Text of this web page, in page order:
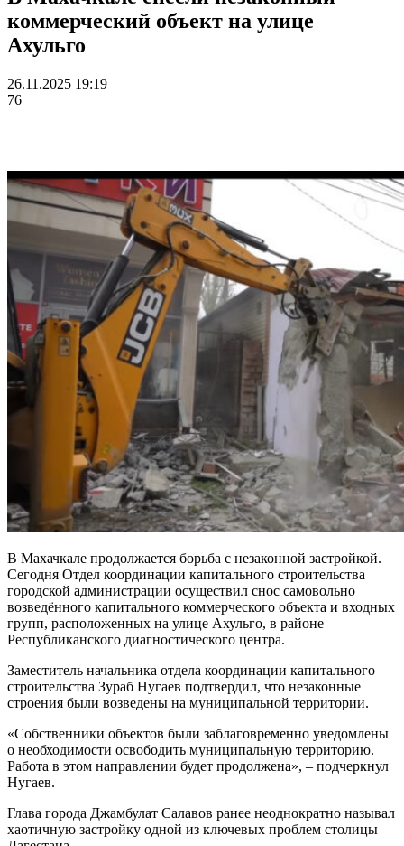
коммерческий объект на улице
Ахульго
26.11.2025 19:19
76
В Махачкале продолжается борьба с незаконной застройкой.
Сегодня Отдел координации капитального строительства
городской администрации осуществил снос самовольно
возведённого капитального коммерческого объекта и входных
групп, расположенных на улице Ахульго, в районе
Республиканского диагностического центра.
Заместитель начальника отдела координации капитального
строительства Зураб Нугаев подтвердил, что незаконные
строения были возведены на муниципальной территории.
«Собственники объектов были заблаговременно уведомлены
о необходимости освободить муниципальную территорию.
Работа в этом направлении будет продолжена», – подчеркнул
Нугаев.
Глава города Джамбулат Салавов ранее неоднократно называл
хаотичную застройку одной из ключевых проблем столицы